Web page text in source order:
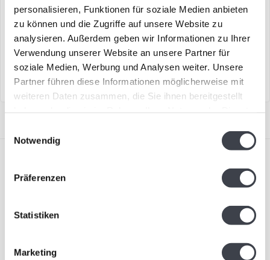
personalisieren, Funktionen für soziale Medien anbieten
zu können und die Zugriffe auf unsere Website zu
analysieren. Außerdem geben wir Informationen zu Ihrer
Verwendung unserer Website an unsere Partner für
soziale Medien, Werbung und Analysen weiter. Unsere
Partner führen diese Informationen möglicherweise mit
weiteren Daten zusammen, die Sie ihnen bereitgestellt
Notwendig
Präferenzen
Statistiken
Marketing
„Adler“ in Kristallglas, nach
einem Design von Mats
Jonasson...
€169,00
„Uhu“ aus Kristallglas –
handgefertigt von Mats
Jonasson
€269,00